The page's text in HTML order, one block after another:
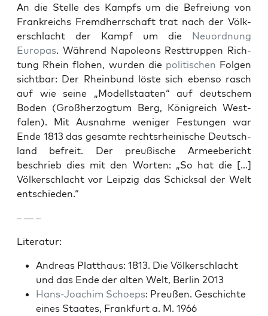
An die Stelle des Kampfs um die Befreiung von
Frankre­ichs Fremd­herrschaft trat nach der Völk­
er­schlacht der Kampf um die Neuord­nung
Europas. Während Napoleons Rest­trup­pen Rich­
tung Rhein flo­hen, wur­den die poli­tis­chen Fol­gen
sicht­bar: Der Rhein­bund löste sich eben­so rasch
auf wie seine „Mod­ell­staat­en“ auf deutschem
Boden (Großher­zog­tum Berg, Kön­i­gre­ich West­
falen). Mit Aus­nahme weniger Fes­tun­gen war
Ende 1813 das gesamte recht­srheinis­che Deutsch­
land befre­it. Der preußis­che Armee­bericht
beschrieb dies mit den Worten: „So hat die […]
Völk­er­schlacht vor Leipzig das Schick­sal der Welt
entsch­ieden.“
– — –
Lit­er­atur:
Andreas Platthaus: 1813. Die Völk­er­schlacht
und das Ende der alten Welt, Berlin 2013
Hans-Joachim Schoeps: Preußen. Geschichte
eines Staates, Frank­furt a. M. 1966